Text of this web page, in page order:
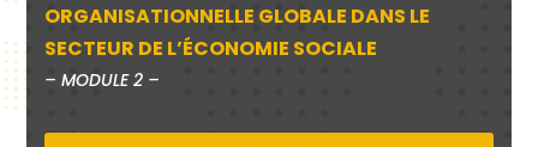
ORGANISATIONNELLE GLOBALE DANS LE
SECTEUR DE L’ÉCONOMIE SOCIALE
–MODULE 2 –